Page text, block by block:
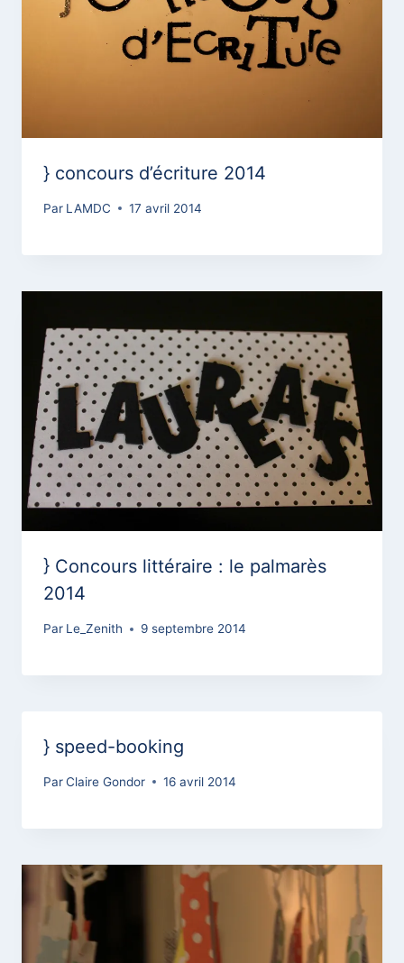
} concours d’écriture 2014
Par LAMDC 17 avril 2014
} Concours littéraire : le palmarès
2014
Par Le_Zenith 9 septembre 2014
} speed-booking
ParClaire Gondor 16 avril 2014